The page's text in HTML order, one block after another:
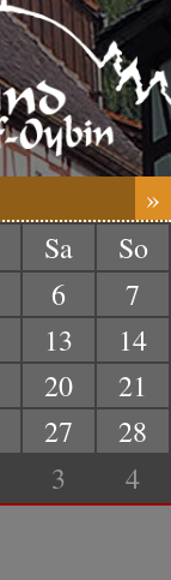
»
Sa
So
6
7
13
14
20
21
27
28
3 4